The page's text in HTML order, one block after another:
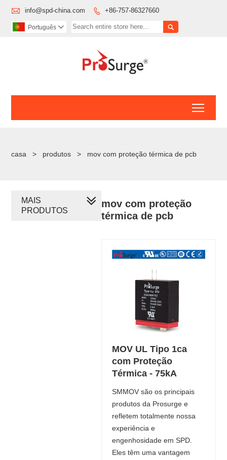
 info@spd-china.com  +86-757-86327660

Português 
casa > produtos > mov com proteção térmica de pcb
mov com proteção
térmica de pcb
MOV UL Tipo 1ca
com Proteção
Térmica - 75kA
SMMOV são os principais
produtos da Prosurge e
refletem totalmente nossa
experiência e
engenhosidade em SPD.
Eles têm uma vantagem
MAIS
PRODUTOS